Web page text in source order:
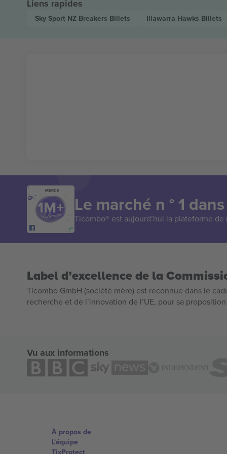
Liens rapides
Sky Sport NZ Breakers Billets Illawarra Hawks Billets
MERCI!
Le marché n ° 1
Ticombo® est aujourd’hui la plateforme
Label d’excellence de la
Ticombo GmbH (société mère) est reconnue dans le
recherche et de l’innovation de l’UE, pour sa
Vu aux informations
À propos de
L'équipe
TixProtect